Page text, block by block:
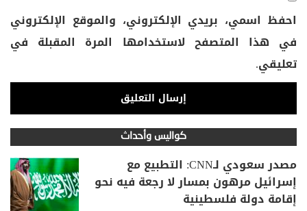
احفظ اسمي، بريدي الإلكتروني، والموقع الإلكتروني
في هذا المتصفح لاستخدامها المرة المقبلة في
تعليقي.
كواليس وأحداث
مصدر سعودي لـCNN: التطبيع مع
إسرائيل مرهون بمسار لا رجعة فيه نحو
إقامة دولة فلسطينية